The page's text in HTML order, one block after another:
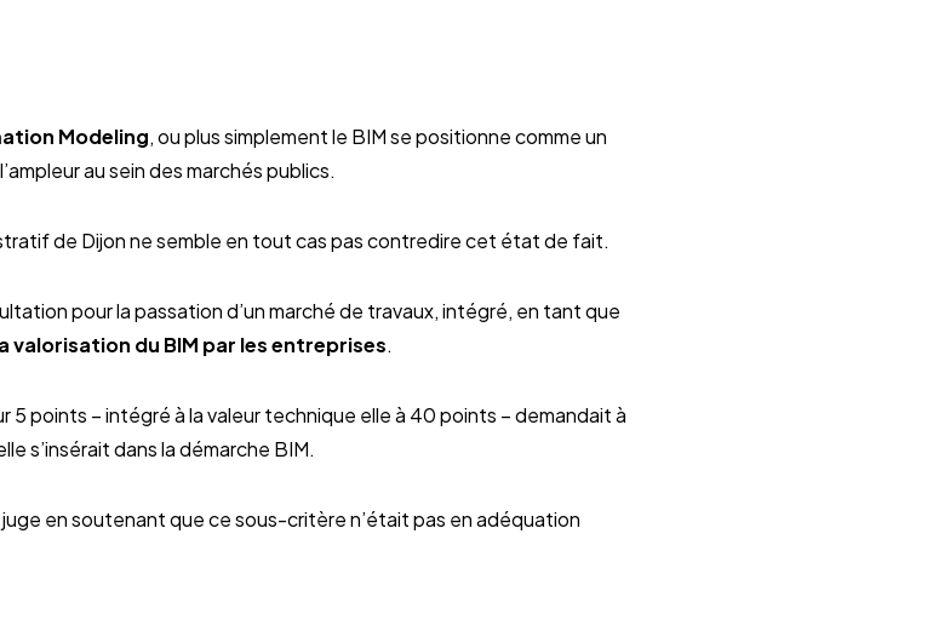
Modeling, ou plus simplement le BIM se positionne comme un
au sein des marchés publics.
de Dijon ne semble en tout cas pas contredire cet état de fait.
pour la passation d’un marché de travaux, intégré, en tant que
valorisation du BIM par les entreprises.
5 points – intégré à la valeur technique elle à 40 points – demandait à
s’insérait dans la démarche BIM.
juge en soutenant que ce sous-critère n’était pas en adéquation